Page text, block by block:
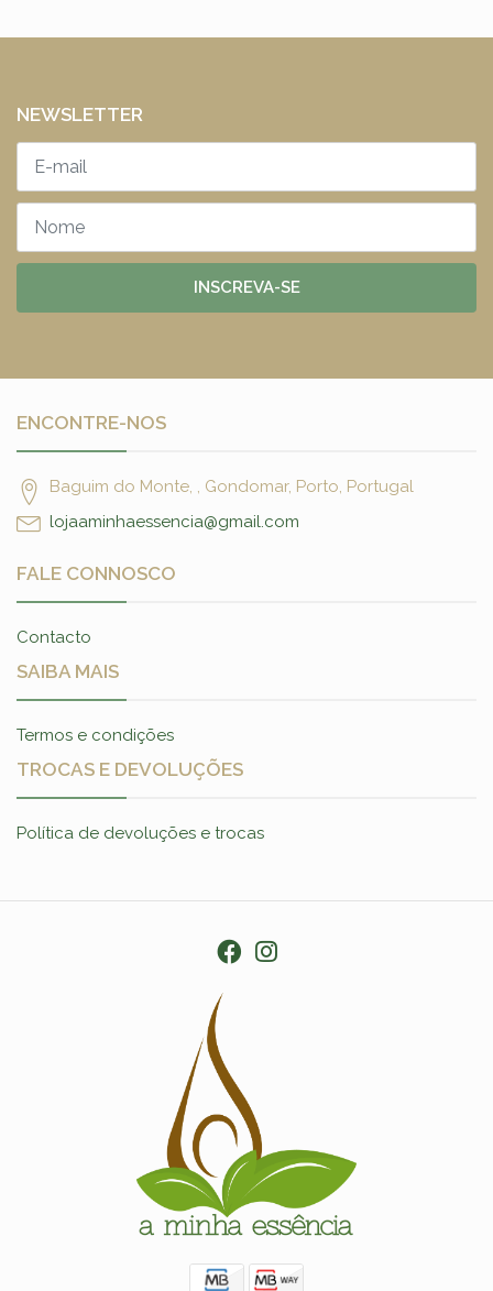
NEWSLETTER
INSCREVA-SE
ENCONTRE-NOS
Baguim do Monte, , Gondomar, Porto, Portugal
lojaaminhaessencia@gmail.com
FALE CONNOSCO
Contacto
SAIBA MAIS
Termos e condições
TROCAS E DEVOLUÇÕES
Política de devoluções e trocas